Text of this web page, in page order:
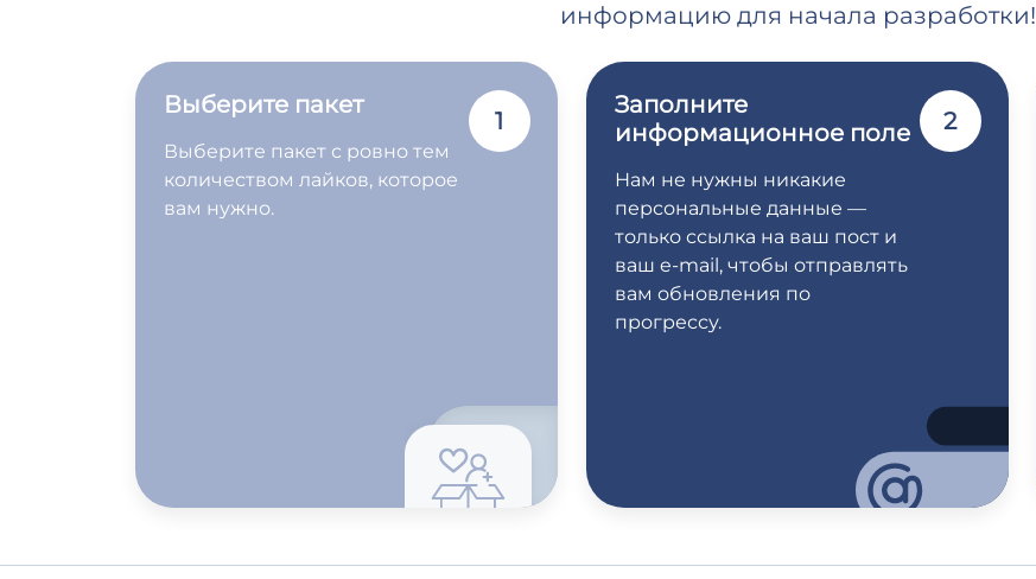
информацию для начала разработки!
Выберите пакет
Выберите пакет с ровно тем
количеством лайков, которое
вам нужно.
1
Заполните
информационное поле
Нам не нужны никакие
персональные данные —
только ссылка на ваш пост и
ваш e-mail, чтобы отправлять
вам обновления по
прогрессу.
2